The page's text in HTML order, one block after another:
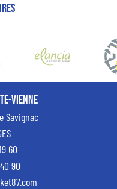
Vienne
Savignac
60
90